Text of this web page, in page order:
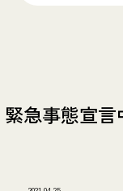
緊急事態宣